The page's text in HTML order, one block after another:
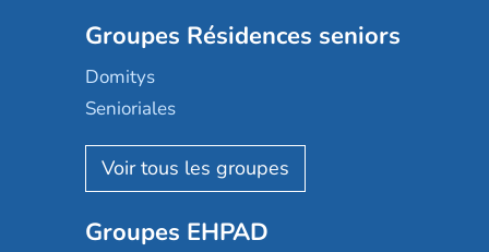
Groupes Résidences seniors
Domitys
Senioriales
Nohée
Les Résidentiels
Mobicap
Groupes EHPAD